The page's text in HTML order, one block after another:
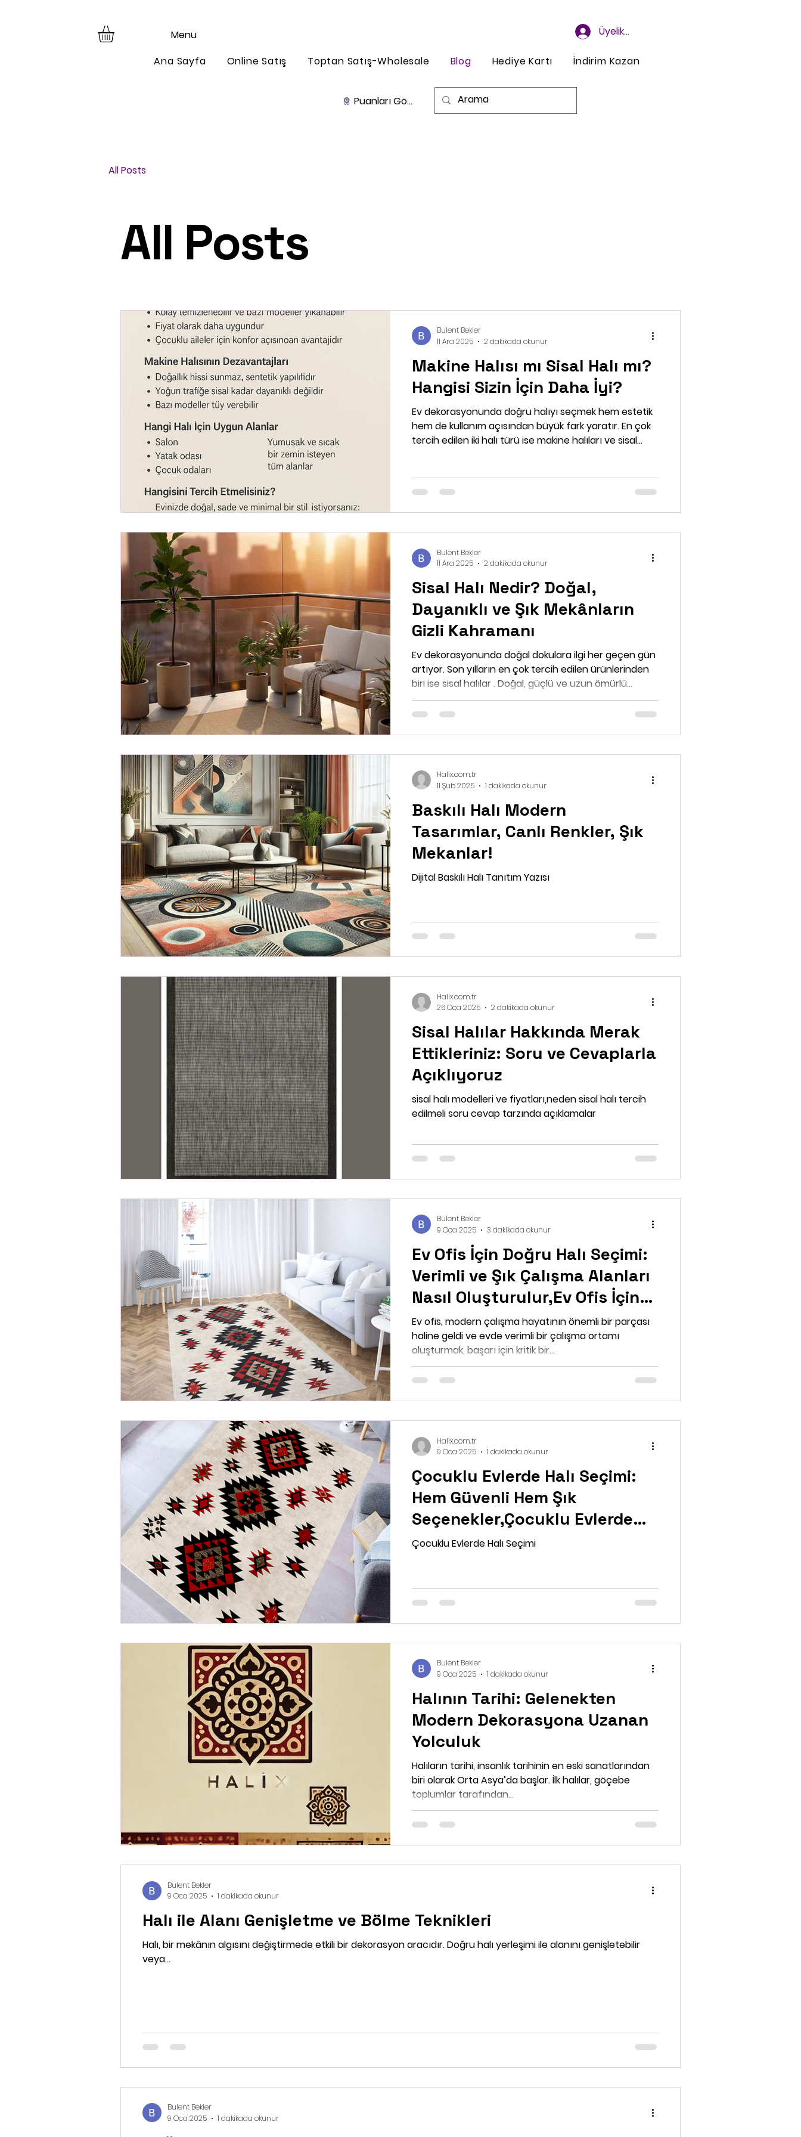
Menu Üyelik ve Giriş
Ana Sayfa Online Satış Toptan Satış-Wholesale Blog Hediye Kartı İndirim Kazan
Puanları Görüntüle
All Posts
All Posts
Makine Halısı mı Sisal Halı mı?
Hangisi Sizin İçin Daha İyi?
Ev dekorasyonunda doğru halıyı seçmek hem estetik
hem de kullanım açısından büyük fark yaratır. En çok
tercih edilen iki halı türü ise makine halıları ve sisal
Karşılaştırması Özellik Sisal Halı Makine Halısı Malzeme
%100 doğal bitki lifleri Sentetik veya akrilik-polipropilen
Bulent Bekler
11 Ara 2025
2 dakikada okunur
Sisal Halı Nedir? Doğal,
Dayanıklı ve Şık Mekânların
Gizli Kahramanı
Ev dekorasyonunda doğal dokulara ilgi her geçen gün
artıyor. Son yılların en çok tercih edilen ürünlerinden
biri ise sisal halılar . Doğal, güçlü ve uzun ömürlü
yapısıyla hem estetik hem de fonksiyonel bir kullanım
sunan sisal halılar, özellikle modern ve sade
alanlarda kullanılabilir? Kimler için uygundur? Bu
yazıda, Halix kalite ve güveniyle sunulan sisal halıları
yakından
Bulent Bekler
11 Ara 2025
2 dakikada okunur
Baskılı Halı Modern
Tasarımlar, Canlı Renkler, Şık
Mekanlar!
Dijital Baskılı Halı Tanıtım Yazısı
Halix.com.tr
11 Şub 2025
1 dakikada okunur
Sisal Halılar Hakkında Merak
Ettikleriniz: Soru ve Cevaplarla
Açıklıyoruz
sisal halı modelleri ve fiyatları,neden sisal halı tercih
edilmeli soru cevap tarzında açıklamalar
Halix.com.tr
26 Oca 2025
2 dakikada okunur
Ev Ofis İçin Doğru Halı Seçimi:
Verimli ve Şık Çalışma Alanları
Nasıl Oluşturulur,Ev Ofis İçin
Doğru Halı Tercihi
Ev ofis, modern çalışma hayatının önemli bir parçası
haline geldi ve evde verimli bir çalışma ortamı
oluşturmak, başarı için kritik bir...
Bulent Bekler
9 Oca 2025
3 dakikada okunur
Çocuklu Evlerde Halı Seçimi:
Hem Güvenli Hem Şık
Seçenekler,Çocuklu Evlerde
Halı Seçimi Nasıl Olmalı
Çocuklu Evlerde Halı Seçimi
Halix.com.tr
9 Oca 2025
1 dakikada okunur
Halının Tarihi: Gelenekten
Modern Dekorasyona Uzanan
Yolculuk
Halıların tarihi, insanlık tarihinin en eski sanatlarından
biri olarak Orta Asya’da başlar. İlk halılar, göçebe
toplumlar tarafından...
Bulent Bekler
9 Oca 2025
1 dakikada okunur
Halı ile Alanı Genişletme ve Bölme Teknikleri
Halı, bir mekânın algısını değiştirmede etkili bir dekorasyon aracıdır. Doğru halı yerleşimi ile alanını genişletebilir
veya...
Bulent Bekler
9 Oca 2025
1 dakikada okunur
Bulent Bekler
9 Oca 2025
1 dakikada okunur